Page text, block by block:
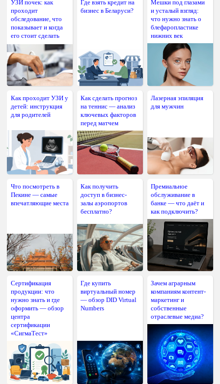
УЗИ почек: как
проходит
обследование, что
показывает и когда
его стоит сделать
Где взять кредит на
бизнес в Беларуси?
Мешки под глазами
и усталый взгляд:
что нужно знать о
блефаропластике
нижних век
Как проходит УЗИ у
детей: инструкция
для родителей
Как сделать прогноз
на теннис — анализ
ключевых факторов
перед матчем
Лазерная эпиляция
для мужчин
Что посмотреть в
Пекине — самые
впечатляющие места
Как получить
доступ в бизнес-
залы аэропортов
бесплатно?
Премиальное
обслуживание в
банке — что даёт и
как подключить?
Сертификация
продукции: что
нужно знать и где
оформить — обзор
центра
сертификации
«СигмаТест»
Где купить
виртуальный номер
— обзор DID Virtual
Numbers
Зачем аграрным
компаниям контент-
маркетинг и
собственные
отраслевые медиа?